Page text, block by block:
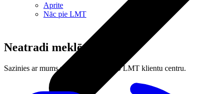
Aprite
Nāc pie LMT
Neatradi meklēto?
Sazinies ar mums vai apmeklē tuvāko LMT klientu centru.